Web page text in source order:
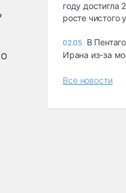
году достигла
росте чистого
02.05 В
Ирана из-за
Все новости